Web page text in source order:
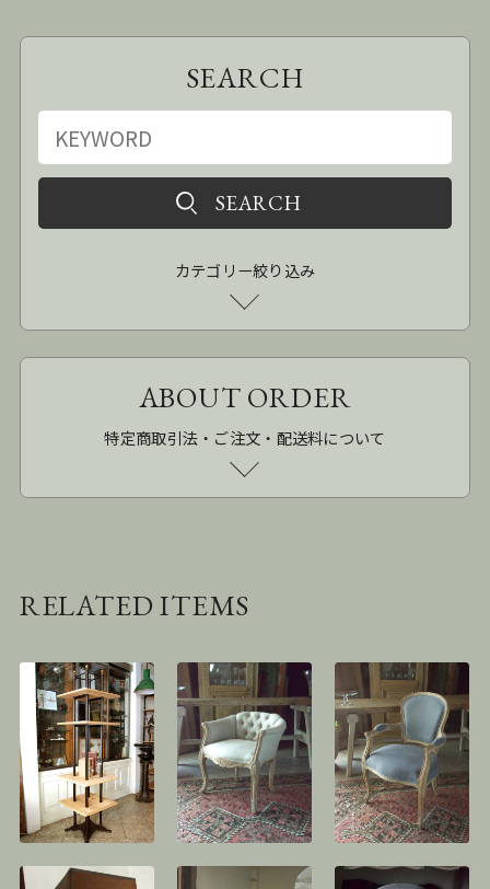
SEARCH
カテゴリー絞り込み
ABOUT ORDER
特定商取引法・ご注文・配送料について
RELATED ITEMS